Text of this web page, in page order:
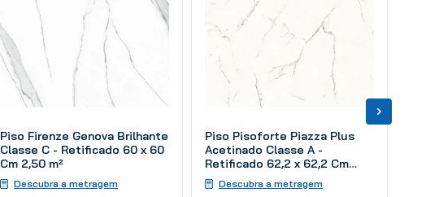
Piso Firenze Genova Brilhante
Classe C - Retificado 60 x 60
Cm 2,50 m²
Descubra a metragem
Piso Pisoforte Piazza Plus
Acetinado Classe A -
Retificado 62,2 x 62,2 Cm
2,32 m²
Descubra a metragem